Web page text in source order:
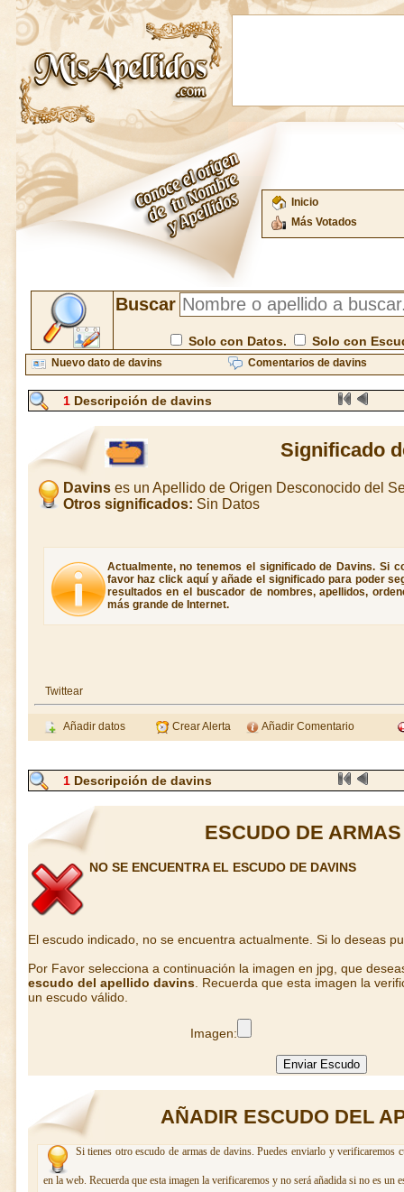
Inicio
Más Votados
Buscar
Solo con Datos. Solo con
Nuevo dato de davins Comentarios de davins
1 Descripción de davins
Significado
Davinses un Apellido de Origen Desconocido del
Otros significados: Sin Datos
Actualmente, no tenemos el significado de Davins. Si
favor haz click aquí y añade el significado para poder
resultados en el buscador de nombres, apellidos,
más grande de Internet.
Twittear
Añadir datos Crear Alerta Añadir Comentario
1 Descripción de davins
ESCUDO DE
NO SE ENCUENTRA EL ESCUDO DE DAVINS
El escudo indicado, no se encuentra actualmente. Si lo deseas
Por Favor selecciona a continuación la imagen en jpg, que
escudo del apellido davins . Recuerda que esta imagen la
un escudo válido.
Imagen:
AÑADIR ESCUDO DEL
Si tienes otro escudo de armas de davins. Puedes enviarlo y verificaremos
en la web. Recuerda que esta imagen la verificaremos y no será añadida si no es un